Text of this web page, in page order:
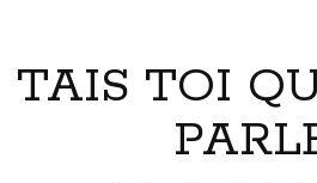
TAIS TOI